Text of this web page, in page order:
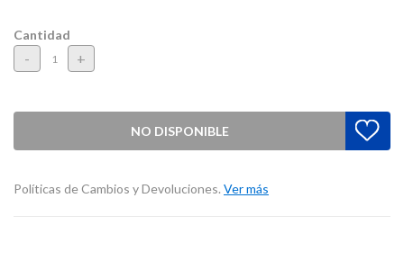
Cantidad
- +
NO DISPONIBLE
Políticas de Cambios y Devoluciones. Ver más